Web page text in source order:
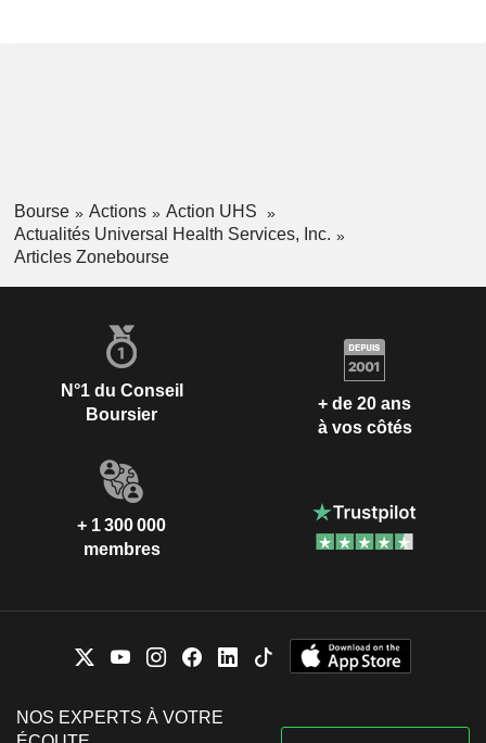
Bourse Actions
Action UHS
Actualités Universal Health Services, Inc.
Articles Zonebourse
N°1 du Conseil
Boursier
+ de 20 ans
à vos côtés
+ 1 300 000
membres
NOS EXPERTS À VOTRE